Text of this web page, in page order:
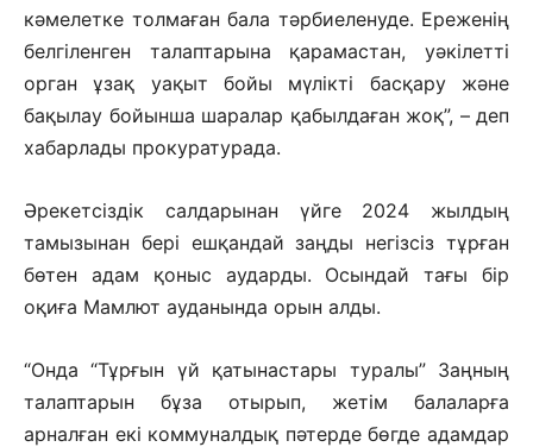
кәмелетке толмаған бала тәрбиеленуде. Ереженің
белгіленген талаптарына қарамастан, уәкілетті
орган ұзақ уақыт бойы мүлікті басқару және
бақылау бойынша шаралар қабылдаған жоқ”, – деп
хабарлады прокуратурада.
Әрекетсіздік салдарынан үйге 2024 жылдың
тамызынан бері ешқандай заңды негізсіз тұрған
бөтен адам қоныс аударды. Осындай тағы бір
оқиға Мамлют ауданында орын алды.
“Онда “Тұрғын үй қатынастары туралы” Заңның
талаптарын бұза отырып, жетім балаларға
арналған екі коммуналдық пәтерде бөгде адамдар